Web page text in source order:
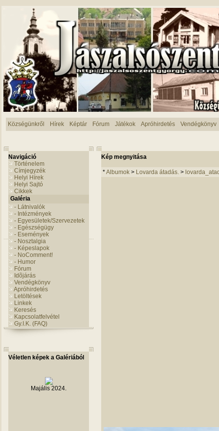
Községünkről Hírek Képtár Fórum Játékok Apróhirdetés Vendégkönyv
Navigáció
Történelem
Címjegyzék
Helyi Hírek
Helyi Sajtó
Cikkek
Galéria
- Látnivalók
- Intézmények
- Egyesületek/Szervezetek
- Egészségügy
- Események
- Nosztalgia
- Képeslapok
- NoComment!
- Humor
Fórum
Idõjárás
Vendégkönyv
Apróhirdetés
Letöltések
Linkek
Keresés
Kapcsolatfelvétel
Gy.I.K. (FAQ)
Véletlen képek a Galériából
Majális 2024.
Kép megnyitása
*Albumok > Lovarda átadás. >